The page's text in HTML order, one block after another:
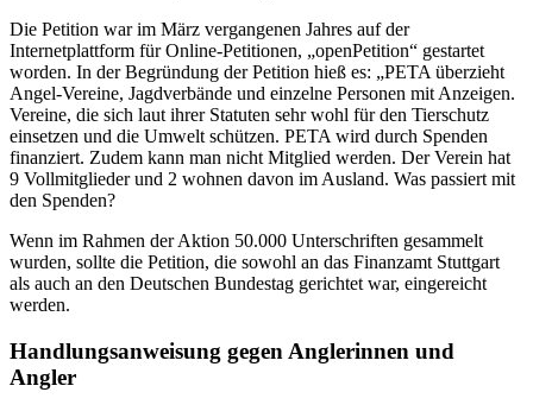
Die Petition war im März vergangenen Jahres auf der
Internetplattform für Online-Petitionen, „openPetition“ gestartet
worden. In der Begründung der Petition hieß es: „PETA überzieht
Angel-Vereine, Jagdverbände und einzelne Personen mit Anzeigen.
Vereine, die sich laut ihrer Statuten sehr wohl für den Tierschutz
einsetzen und die Umwelt schützen. PETA wird durch Spenden
finanziert. Zudem kann man nicht Mitglied werden. Der Verein hat
9 Vollmitglieder und 2 wohnen davon im Ausland. Was passiert mit
den Spenden?
Wenn im Rahmen der Aktion 50.000 Unterschriften gesammelt
wurden, sollte die Petition, die sowohl an das Finanzamt Stuttgart
als auch an den Deutschen Bundestag gerichtet war, eingereicht
werden.
Handlungsanweisung gegen Anglerinnen und
Angler